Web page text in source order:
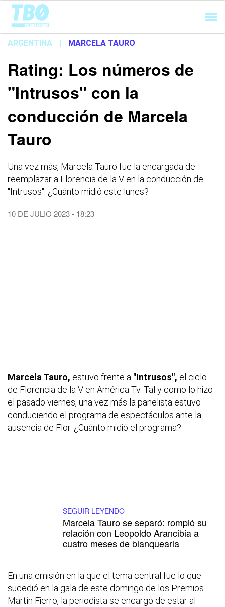
Cargando...
ARGENTINA | MARCELA TAURO
Rating: Los números de
"Intrusos" con la
conducción de Marcela
Tauro
Una vez más, Marcela Tauro fue la encargada de
reemplazar a Florencia de la V en la conducción de
"Intrusos". ¿Cuánto midió este lunes?
10 DE JULIO 2023 - 18:23
Marcela Tauro, estuvo frente a "Intrusos", el ciclo
de Florencia de la V en América Tv. Tal y como lo hizo
el pasado viernes, una vez más la panelista estuvo
conduciendo el programa de espectáculos ante la
ausencia de Flor. ¿Cuánto midió el programa?
SEGUIR LEYENDO
Marcela Tauro se separó: rompió su
relación con Leopoldo Arancibia a
cuatro meses de blanquearla
En una emisión en la que el tema central fue lo que
sucedió en la gala de este domingo de los Premios
Martín Fierro, la periodista se encargó de estar al